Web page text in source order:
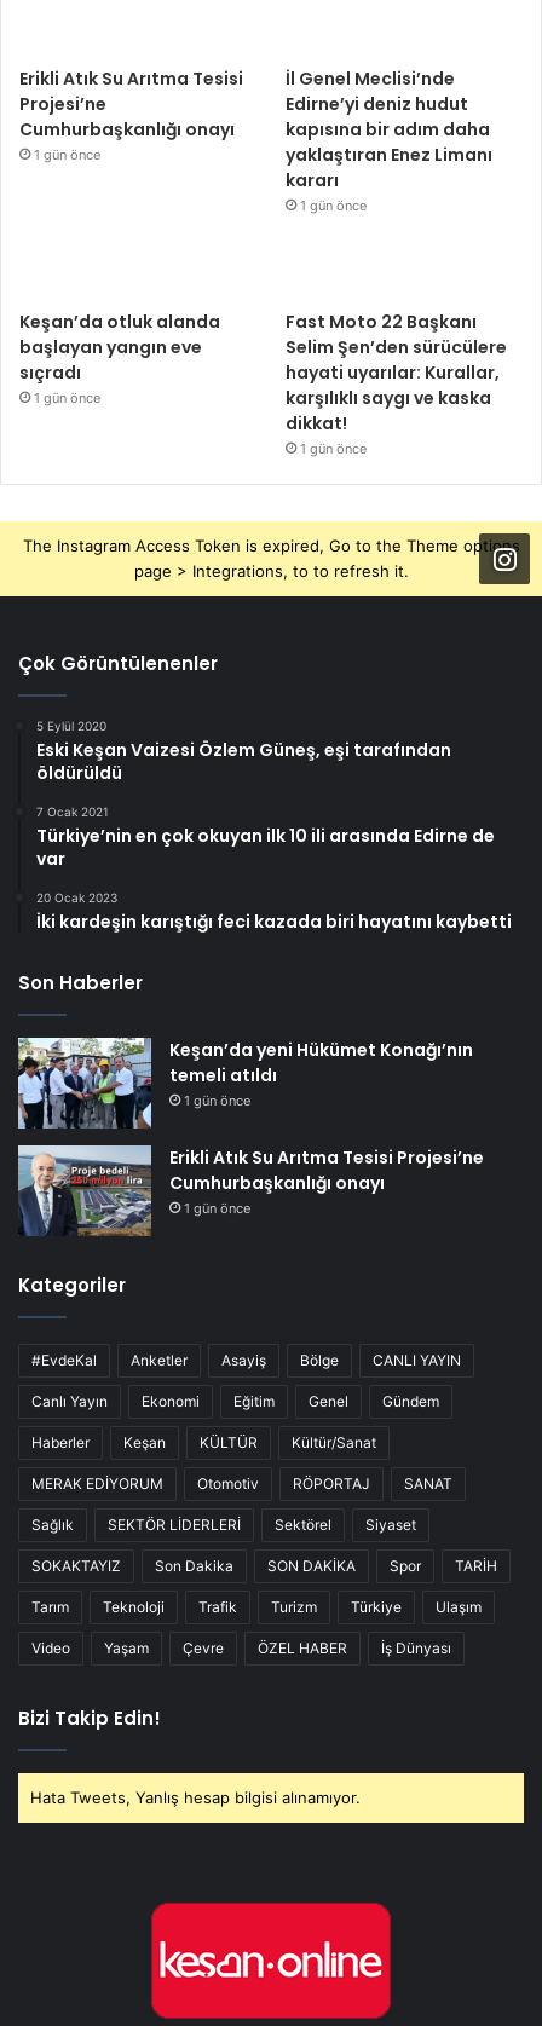
Erikli Atık Su Arıtma Tesisi
Projesi’ne
Cumhurbaşkanlığı onayı
1 gün önce
İl Genel Meclisi’nde
Edirne’yi deniz hudut
kapısına bir adım daha
yaklaştıran Enez Limanı
kararı
1 gün önce
Keşan’da otluk alanda
başlayan yangın eve
sıçradı
1 gün önce
Fast Moto 22 Başkanı
Selim Şen’den sürücülere
hayati uyarılar: Kurallar,
karşılıklı saygı ve kaska
dikkat!
1 gün önce
The Instagram Access Token is expired, Go to the Theme options
page > Integrations, to to refresh it.
Çok Görüntülenenler
5 Eylül 2020
Eski Keşan Vaizesi Özlem Güneş, eşi tarafından
öldürüldü
7 Ocak 2021
Türkiye’nin en çok okuyan ilk 10 ili arasında Edirne de
var
20 Ocak 2023
İki kardeşin karıştığı feci kazada biri hayatını kaybetti
Son Haberler
Keşan’da yeni Hükümet Konağı’nın
temeli atıldı
1 gün önce
Erikli Atık Su Arıtma Tesisi Projesi’ne
Cumhurbaşkanlığı onayı
1 gün önce
Kategoriler
#EvdeKal Anketler Asayiş Bölge CANLI YAYIN
Canlı Yayın Ekonomi Eğitim Genel Gündem
Haberler Keşan KÜLTÜR Kültür/Sanat
MERAK EDİYORUM Otomotiv RÖPORTAJ SANAT
Sağlık SEKTÖR LİDERLERİ Sektörel Siyaset
SOKAKTAYIZ Son Dakika SON DAKİKA Spor TARİH
Tarım Teknoloji Trafik Turizm Türkiye Ulaşım
Video Yaşam Çevre ÖZEL HABER İş Dünyası
Bizi Takip Edin!
Hata Tweets, Yanlış hesap bilgisi alınamıyor.